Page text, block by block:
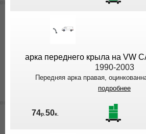
арка переднего крыла на VW
1990-2003
Передняя арка правая,
подробнее
74р.50к.